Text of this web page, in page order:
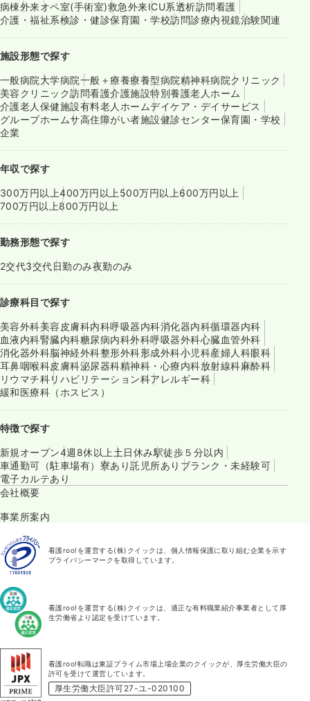
病棟外来オペ室(手術室)救急外来ICU系透析訪問看護
介護・福祉系検診・健診保育園・学校訪問診療内視鏡治験関連
施設形態で探す
一般病院大学病院一般＋療養療養型病院精神科病院クリニック
美容クリニック訪問看護介護施設特別養護老人ホーム
介護老人保健施設有料老人ホームデイケア・デイサービス
グループホームサ高住障がい者施設健診センター保育園・学校
企業
年収で探す
300万円以上400万円以上 500万円以上600万円以上
700万円以上800万円以上
勤務形態で探す
2交代3交代日勤のみ夜勤のみ
診療科目で探す
美容外科美容皮膚科内科呼吸器内科消化器内科循環器内科
血液内科腎臓内科糖尿病内科外科呼吸器外科心臓血管外科
消化器外科脳神経外科整形外科形成外科小児科産婦人科眼科
耳鼻咽喉科皮膚科泌尿器科精神科・心療内科放射線科麻酔科
リウマチ科リハビリテーション科アレルギー科
緩和医療科（ホスピス）
特徴で探す
新規オープン4週8休以上 土日休み駅徒歩５分以内
車通勤可（駐車場有） 寮あり託児所あり ブランク・未経験可
電子カルテあり
会社概要
事業所案内
看護roo!を運営する(株)クイックは、個人情報保護に取り組む企業を示す
プライバシーマークを取得しています。
看護roo!を運営する(株)クイックは、適正な有料職業紹介事業者として厚
生労働省より認定を受けています。
看護roo!転職は東証プライム市場上場企業のクイックが、厚生労働大臣の
許可を受けて運営しています。
厚生労働大臣許可27-ユ-020100